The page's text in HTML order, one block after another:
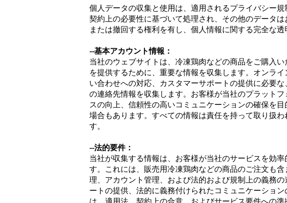
個人データの収集と使用は、適用されるプライバシー
契約上の必要性に基づいて処理され、その他のデータ
または撤回する権利を有し、個人情報に関する完全な透
--基本アカウント情報：
当社のウェブサイトは、冷凍鶏肉などの商品をご購入
を提供するために、重要な情報を収集します。オンラ
い合わせへの対応、カスタマーサポートの提供に必要
の連絡先情報を収集します。お客様が当社のプラット
スの向上、信頼性の高いコミュニケーションの確保を
場合もあります。すべての情報は責任を持って取り扱
す。
--法的要件：
当社が収集する情報は、お客様が当社のサービスを効
す。これには、販売用冷凍鶏肉などの商品のご注文も
理、アカウント管理、および法的および規制上の義務
ートの提供、法的に義務付けられたコミュニケーショ